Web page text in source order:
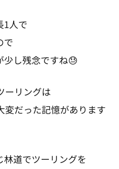
1人で
で
少し残念ですね😓
ーリングは
変だった記憶があります
道でツーリングを